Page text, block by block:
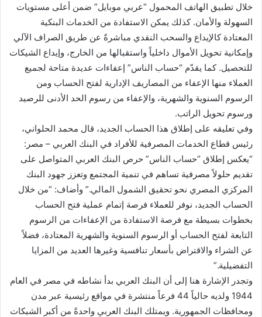
خلال تطبيق الهاتف المحمول “عربي موبايل” ضمن أعلى مستويات
السهولة والأمان. كذلك يمكن الاستفادة من الخدمات البنكية
المعتادة كالإيداع والسحب النقدي مباشرةً عن طريق الصراف الآلي
وإمكانية تحويل الأموال داخلياً واستقبالها من الخارج، وإيداع الشيكات
للتحصيل. كما يقدّم “حساب الناس” إعفاءات عديدة متاحة لجميع
العملاء منها الإعفاء من المصاريف الإدارية لفتح الحساب ومن
الرسوم السنوية والشهرية، والإعفاء من رسوم الحد الأدنى للرصيد
ورسوم تحويل الراتب.
وفي تعليقه على إطلاق هذا الحساب الجديد، قال محمد الحلواني،
رئيس قطاع الخدمات المصرفية للأفراد في البنك العربي – مصر:
“يعكس إطلاق “حساب الناس” حرص البنك العربي المتواصل على
تقديم حلولاً مصرفية تساهم في تنمية المجتمع وتعزز جهود البنك
المركزي المصري نحو تحقيق الشمول المالي.” وأضاف: “من خلال
الحساب الجديد، نوفر للعملاء فرصة إتمام عملية فتح الحساب
بخطوات بسيطة مع فرصة الاستفادة من الإعفاءات من الرسوم
التابعة لفتح الحساب أو الرسوم السنوية والشهرية المعتادة، فضلاً
عن الشراء والاقتراض بأسعار تنافسية وغيرها العديد من المزايا
التفضيلية.”
وتجدر الإشارة هنا إلى أن البنك العربي بدأ نشاطه في مصر في العام
1944 ولديه حالياً 44 فرعاً منتشرة في مواقع رئيسية عبر مدن
ومحافظات الجمهورية. ويمتلك البنك العربي واحدةً من أكبر الشبكات